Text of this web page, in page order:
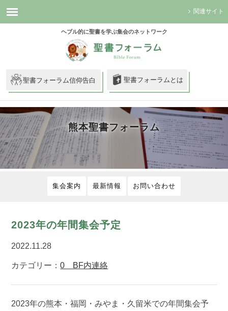
関連サイト
ヘブル的に聖書を学ぶ集会のネットワーク
聖書フォーラム信仰告白 聖書フォーラムとは
熊本聖書フォーラム
集会案内 最新情報 お問い合わせ
2023年の年間集会予定
2022.11.28
カテゴリー：0 BF内連絡
2023年の熊本・福岡・みやま・久留米での年間集会予